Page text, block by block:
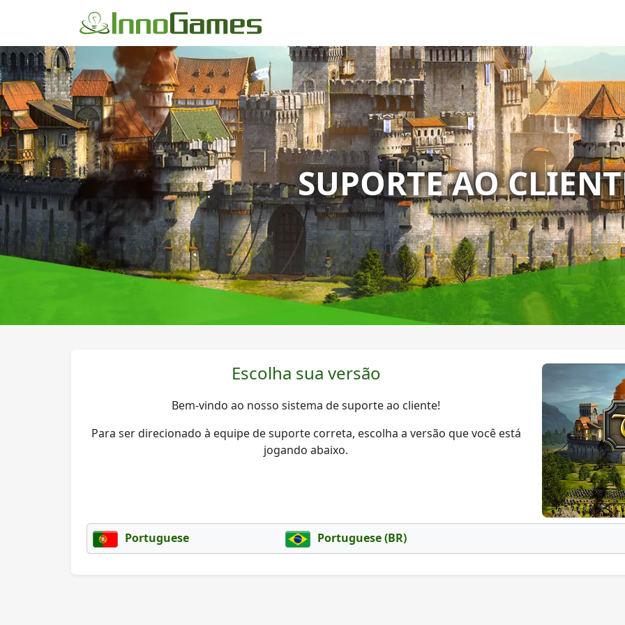
SUPORTE AO
Escolha sua versão
Bem-vindo ao nosso sistema de suporte ao cliente!
Para ser direcionado à equipe de suporte correta, escolha a versão que você está
jogando abaixo.
Portuguese Portuguese (BR)